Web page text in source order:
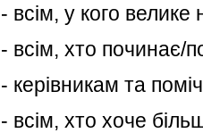
- всім, у кого
- всім, хто починає/
- керівникам та
- всім, хто хоче